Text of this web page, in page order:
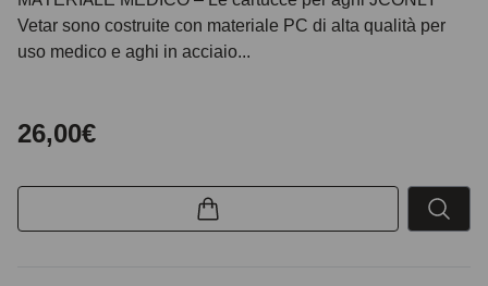
Vetar sono costruite con materiale PC di alta qualità per
uso medico e aghi in acciaio...
26,00€